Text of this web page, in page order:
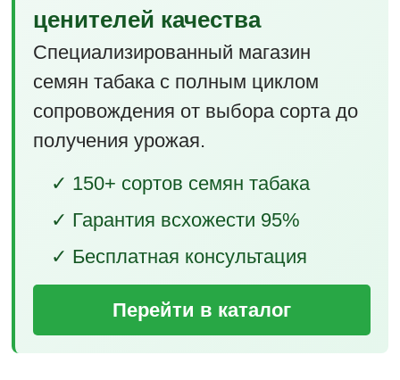
ценителей качества
Специализированный магазин
семян табака с полным циклом
сопровождения от выбора сорта до
получения урожая.
✓ 150+ сортов семян табака
✓ Гарантия всхожести 95%
✓ Бесплатная консультация
Перейти в каталог